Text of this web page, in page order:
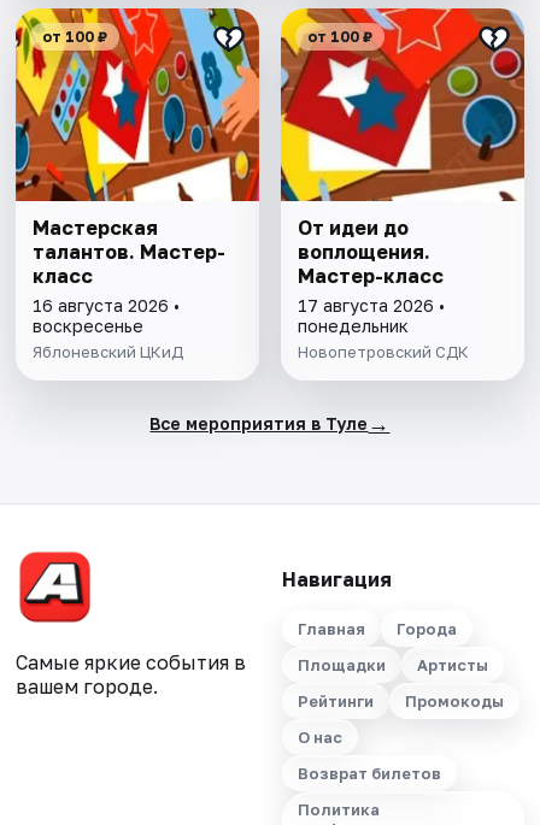
от 100 ₽
Мастерская
талантов. Мастер-
класс
16 августа 2026 •
воскресенье
Яблоневский ЦКиД
от 100 ₽
От идеи до
воплощения.
Мастер-класс
17 августа 2026 •
понедельник
Новопетровский СДК
Все мероприятия в Туле →
Самые яркие события в
вашем городе.
Навигация
Главная
Города
Площадки
Артисты
Рейтинги
Промокоды
О нас
Возврат билетов
Политика